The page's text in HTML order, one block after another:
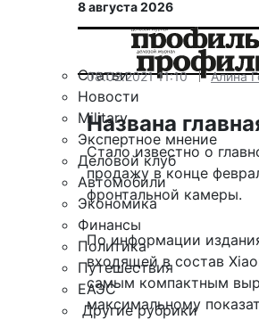
8 августа 2026
Статьи
Новости
Military
Экспертное мнение
Деловой клуб
Автомобили
Экономика
Финансы
Политика
Путешествия
ЕАЭС
Другие рубрики
08.02.2021 11:10 Алина
Названа
Стало известно о
продажу в конце
фронтальной камеры.
По информации
входящей в состав
самым компактным
максимальному